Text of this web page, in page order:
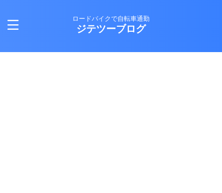
ロードバイクで自転車通勤
ジテツーブログ